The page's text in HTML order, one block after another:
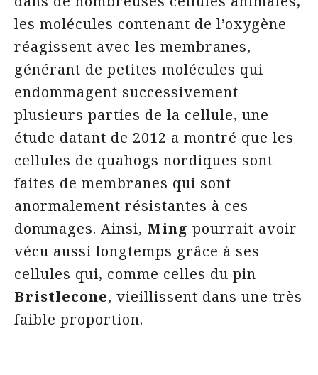
les molécules contenant de l’oxygène
réagissent avec les membranes,
générant de petites molécules qui
endommagent successivement
plusieurs parties de la cellule, une
étude datant de 2012 a montré que les
cellules de quahogs nordiques sont
faites de membranes qui sont
anormalement résistantes à ces
dommages. Ainsi, Ming pourrait avoir
vécu aussi longtemps grâce à ses
cellules qui, comme celles du pin
Bristlecone, vieillissent dans une très
faible proportion.